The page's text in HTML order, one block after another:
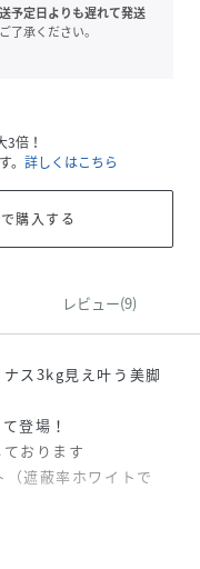
予定日よりも遅れて発送
了承ください。
3倍！
詳しくはこちら
購入する
レビュー(9)
ス3kg見え叶う美脚
登場！
おります
遮蔽率ホワイトで